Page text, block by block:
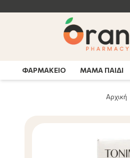
ΦΑΡΜΑΚΕΙΟ ΜΑΜΑ ΠΑΙΔΙ
Αρχική